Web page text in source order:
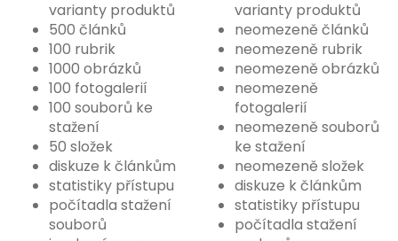
varianty produktů
500 článků
100 rubrik
1000 obrázků
100 fotogalerií
100 souborů ke
stažení
50 složek
diskuze k článkům
statistiky přístupu
počítadla stažení
souborů
varianty produktů
neomezeně článků
neomezeně rubrik
neomezeně obrázků
neomezeně
fotogalerií
neomezeně souborů
ke stažení
neomezeně složek
diskuze k článkům
statistiky přístupu
počítadla stažení